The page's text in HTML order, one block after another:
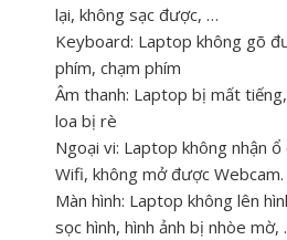
lại, không sạc được, …
Keyboard: Laptop không gõ
phím, chạm phím
Âm thanh: Laptop bị mất
loa bị rè
Ngoại vi: Laptop không nhận
Wifi, không mở được Webcam.
Màn hình: Laptop không lên
sọc hình, hình ảnh bị nhòe mờ,